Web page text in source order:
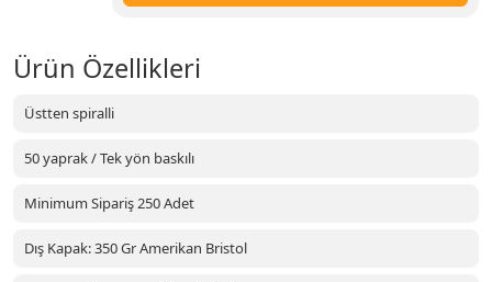
Ürün Özellikleri
Üstten spiralli
50 yaprak / Tek yön baskılı
Minimum Sipariş 250 Adet
Dış Kapak: 350 Gr Amerikan Bristol